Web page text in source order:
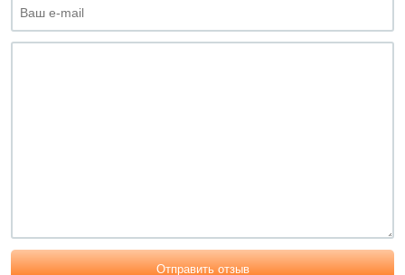
Отправить отзыв